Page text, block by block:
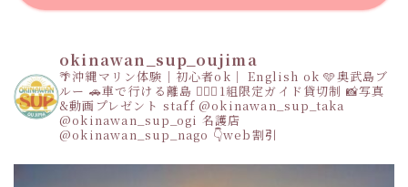
okinawan_sup_oujima
🌴沖縄マリン体験｜初心者ok｜ English ok 🩵奥武島ブ
ルー 🚗車で行ける離島 👩‍❤️‍👩1組限定ガイド貸切制 📸写真
&動画プレゼント staff@okinawan_sup_taka
@okinawan_sup_ogi 名護店
@okinawan_sup_nago 👇web割引